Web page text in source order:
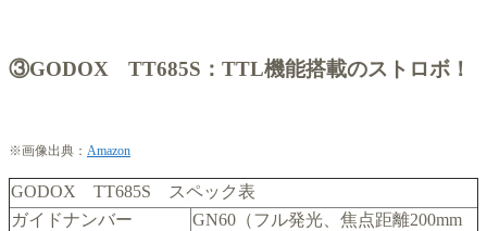
③GODOX TT685S：TTL機能搭載のストロボ！
※画像出典： Amazon
GODOX TT685S スペック表
ガイドナンバー
GN60（フル発光、焦点距離200mm